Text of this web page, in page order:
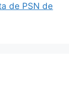
de PSN de